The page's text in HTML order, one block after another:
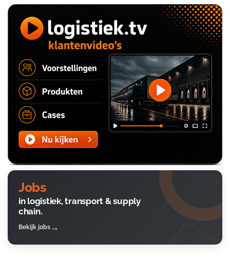
Jobs
in logistiek, transport & supply
chain.
Bekijk jobs